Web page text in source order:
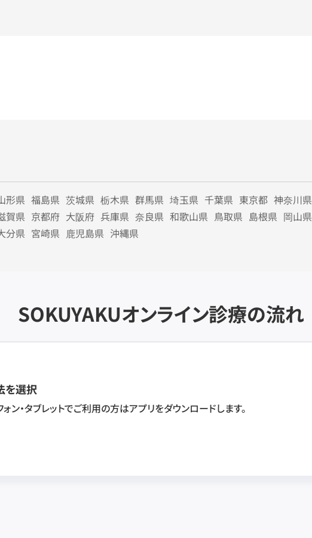
形県 福島県 茨城県 栃木県 群馬県 埼玉県 千葉県 東京都 神奈川県
賀県 京都府 大阪府 兵庫県 奈良県 和歌山県 鳥取県 島根県 岡山県
分県 宮崎県 鹿児島県 沖縄県
SOKUYAKUオンライン診療の流れ
を選択
ォン・タブレットでご利用の方はアプリをダウンロードします。